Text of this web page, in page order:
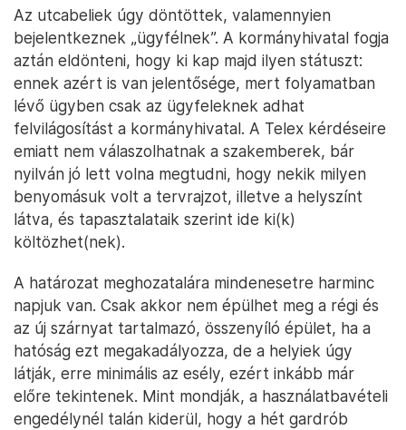
Az utcabeliek úgy döntöttek, valamennyien
bejelentkeznek „ügyfélnek”. A kormányhivatal fogja
aztán eldönteni, hogy ki kap majd ilyen státuszt:
ennek azért is van jelentősége, mert folyamatban
lévő ügyben csak az ügyfeleknek adhat
felvilágosítást a kormányhivatal. A Telex kérdéseire
emiatt nem válaszolhatnak a szakemberek, bár
nyilván jó lett volna megtudni, hogy nekik milyen
benyomásuk volt a tervrajzot, illetve a helyszínt
látva, és tapasztalataik szerint ide ki(k)
költözhet(nek).
A határozat meghozatalára mindenesetre harminc
napjuk van. Csak akkor nem épülhet meg a régi és
az új szárnyat tartalmazó, összenyíló épület, ha a
hatóság ezt megakadályozza, de a helyiek úgy
látják, erre minimális az esély, ezért inkább már
előre tekintenek. Mint mondják, a használatbavételi
engedélynél talán kiderül, hogy a hét gardrób